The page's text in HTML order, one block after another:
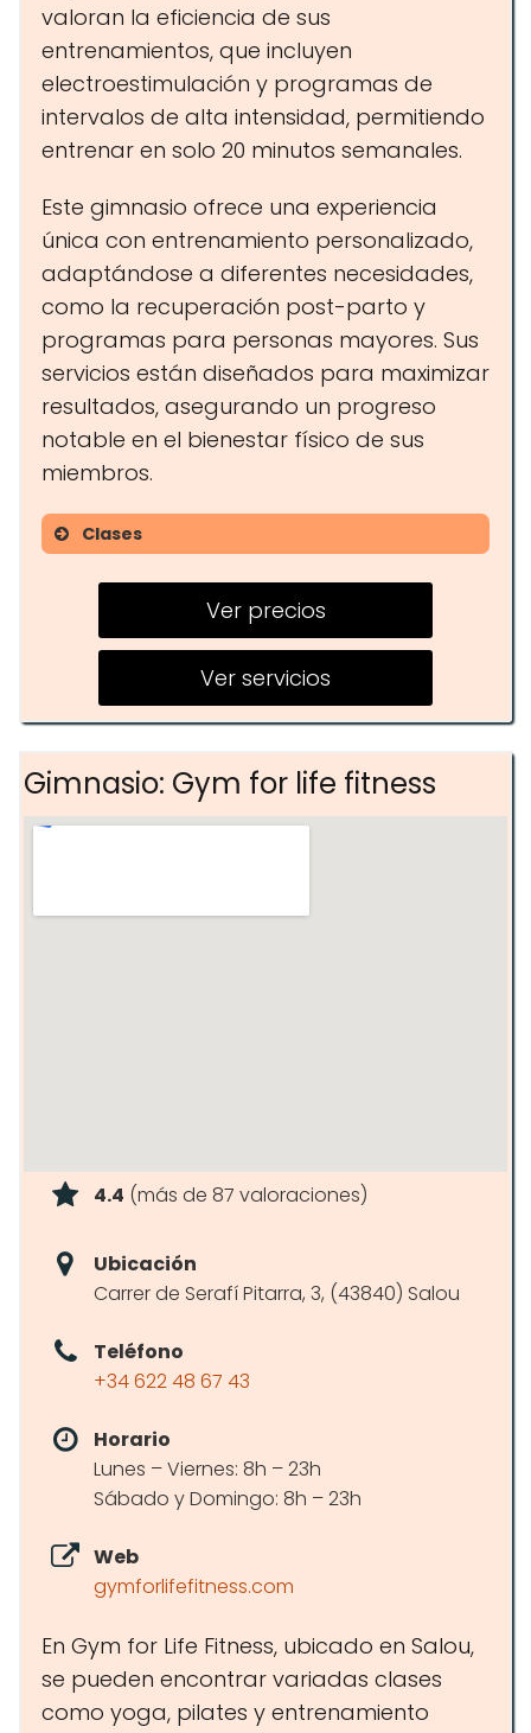
valoran la eficiencia de sus
entrenamientos, que incluyen
electroestimulación y programas de
intervalos de alta intensidad, permitiendo
entrenar en solo 20 minutos semanales.
Este gimnasio ofrece una experiencia
única con entrenamiento personalizado,
adaptándose a diferentes necesidades,
como la recuperación post-parto y
programas para personas mayores. Sus
servicios están diseñados para maximizar
resultados, asegurando un progreso
notable en el bienestar físico de sus
miembros.
Clases
Electroestimulación
Entrenamiento personal
Circuitos HIIT
Ver precios
Ver servicios
Gimnasio: Gym for life fitness
4.4 (más de 87 valoraciones)
Ubicación
Carrer de Serafí Pitarra, 3, (43840) Salou
Teléfono
+34 622 48 67 43
Horario
Lunes – Viernes: 8h – 23h
Sábado y Domingo: 8h – 23h
Web
gymforlifefitness.com
En Gym for Life Fitness, ubicado en Salou,
se pueden encontrar variadas clases
como yoga, pilates y entrenamiento